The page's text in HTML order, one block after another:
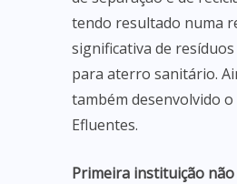
tendo resultado numa
significativa de
para aterro sanitário.
também desenvolvido o
Efluentes.
Primeira instituição